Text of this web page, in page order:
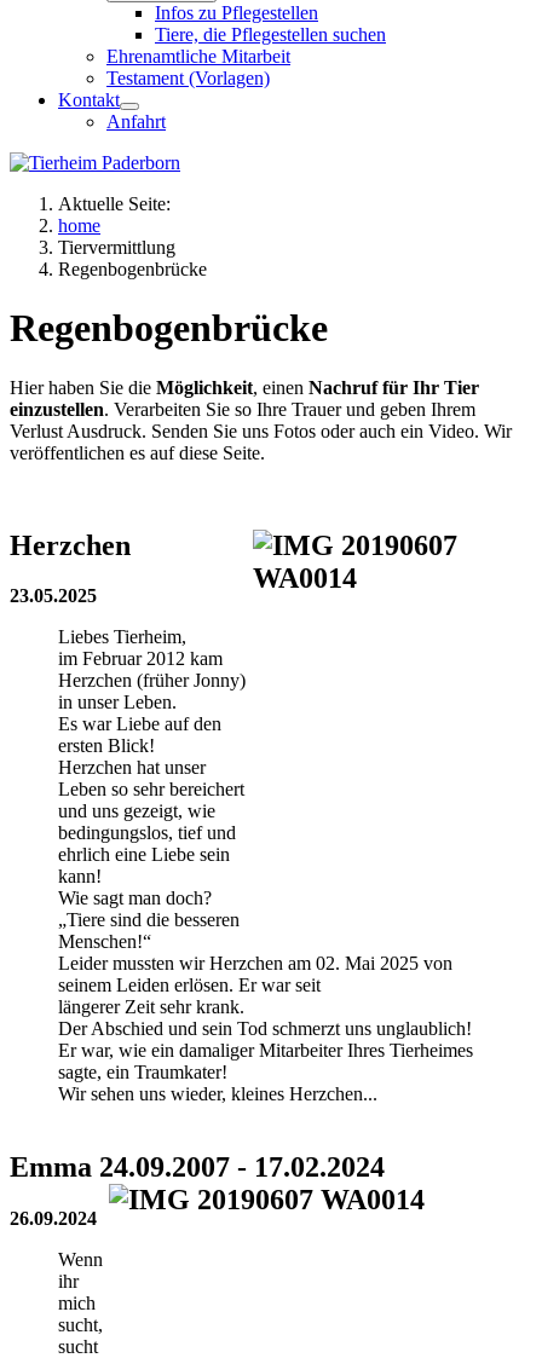
Infos zu Pflegestellen
Tiere, die Pflegestellen suchen
Ehrenamtliche Mitarbeit
Testament (Vorlagen)
Kontakt
Anfahrt
Aktuelle Seite:
home
Tiervermittlung
Regenbogenbrücke
Regenbogenbrücke
Hier haben Sie die Möglichkeit, einen Nachruf für Ihr Tier
einzustellen. Verarbeiten Sie so Ihre Trauer und geben Ihrem
Verlust Ausdruck. Senden Sie uns Fotos oder auch ein Video. Wir
veröffentlichen es auf diese Seite.
Herzchen
23.05.2025
Liebes Tierheim,
im Februar 2012 kam
Herzchen (früher Jonny)
in unser Leben.
Es war Liebe auf den
ersten Blick!
Herzchen hat unser
Leben so sehr bereichert
und uns gezeigt, wie
bedingungslos, tief und
ehrlich eine Liebe sein
kann!
Wie sagt man doch?
„Tiere sind die besseren
Menschen!“
Leider mussten wir Herzchen am 02. Mai 2025 von
seinem Leiden erlösen. Er war seit
längerer Zeit sehr krank.
Der Abschied und sein Tod schmerzt uns unglaublich!
Er war, wie ein damaliger Mitarbeiter Ihres Tierheimes
sagte, ein Traumkater!
Wir sehen uns wieder, kleines Herzchen...
Emma 24.09.2007 - 17.02.2024
26.09.2024
Wenn
ihr
mich
sucht,
sucht